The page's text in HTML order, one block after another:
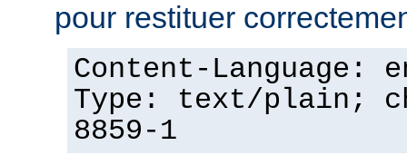
pour restituer
Content-Language:
Type: text/plain;
8859-1